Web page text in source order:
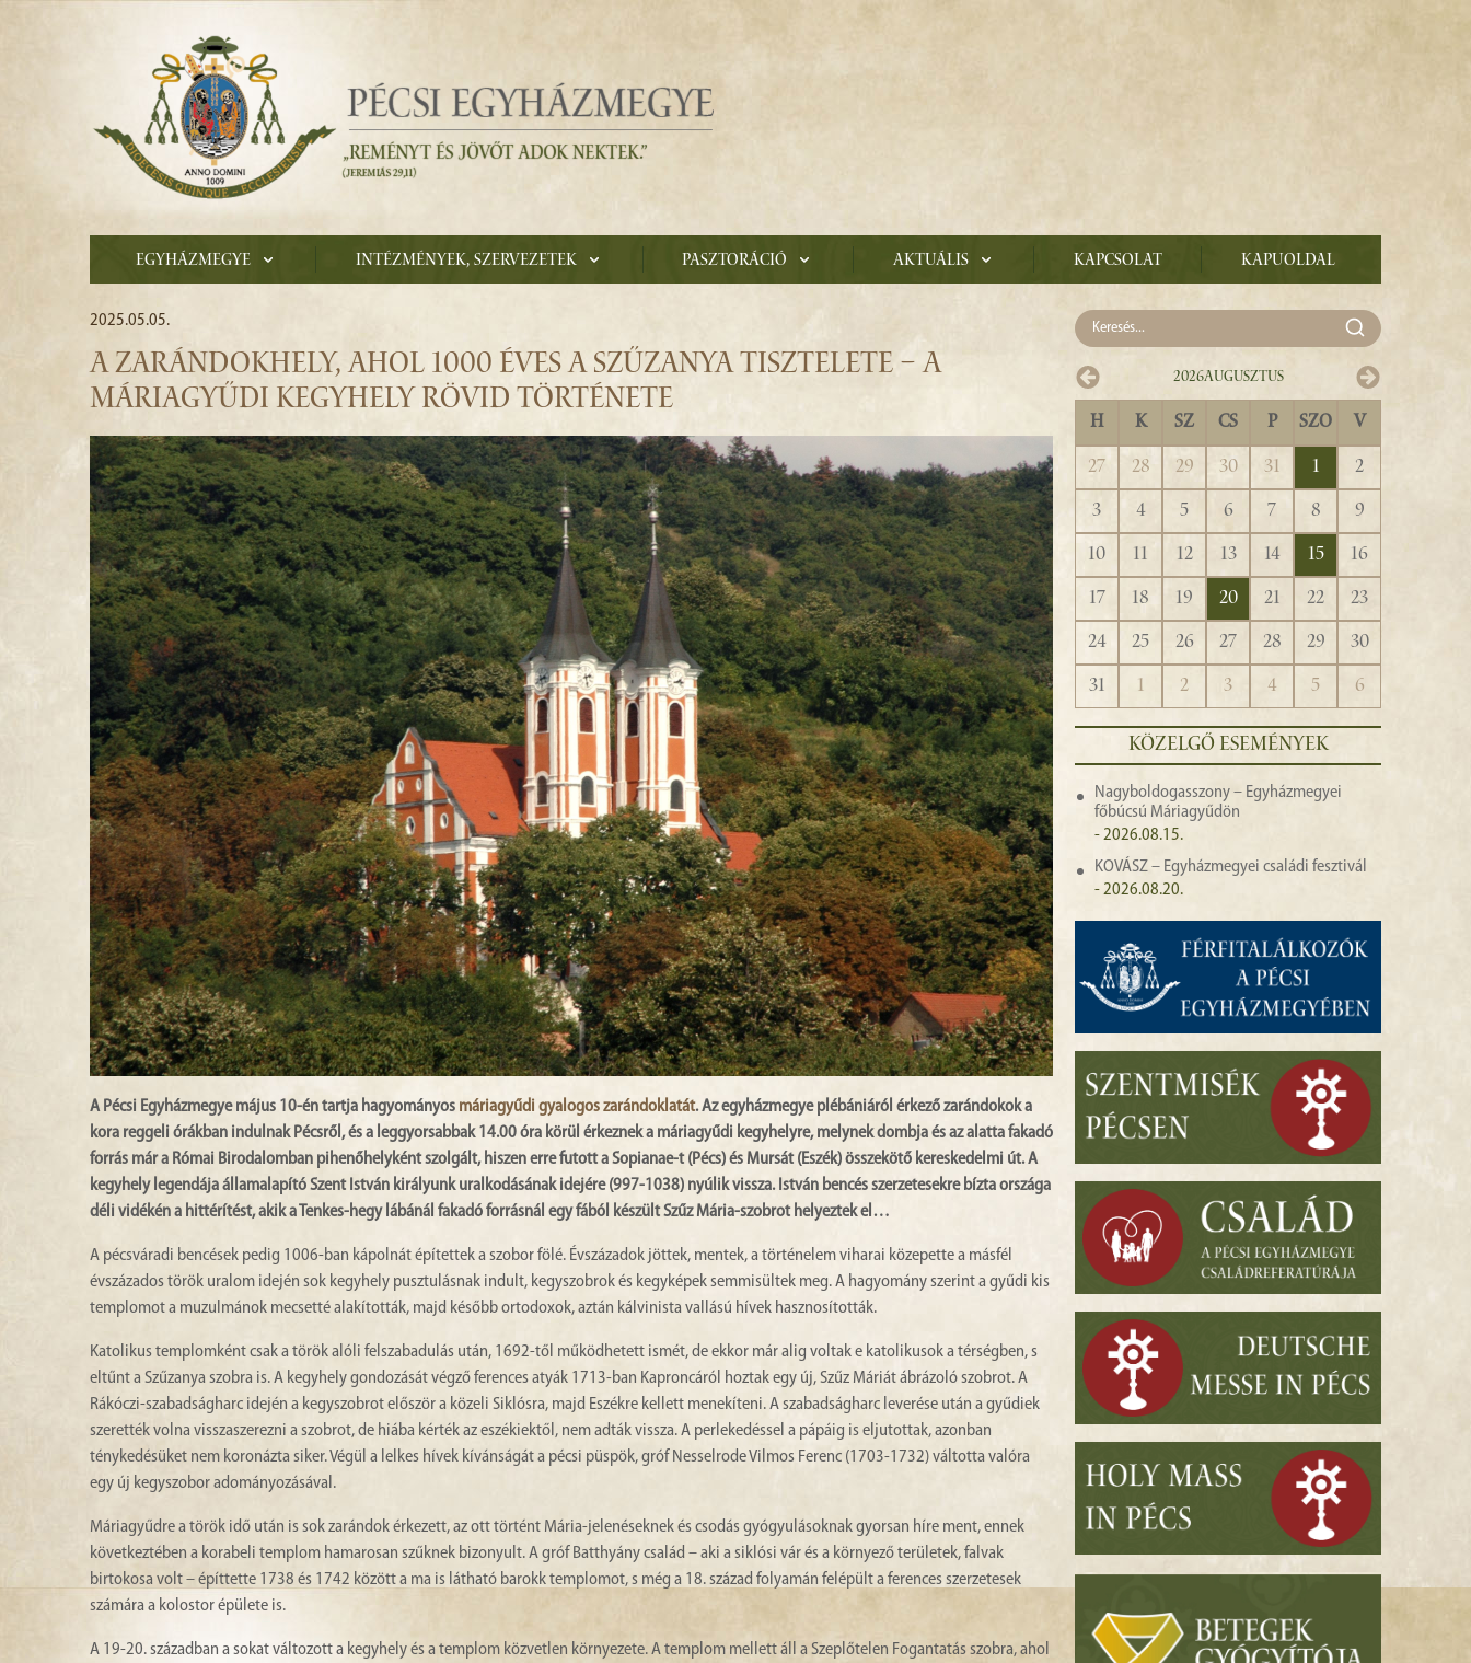
Egyházmegye Intézmények, szervezetek Pasztoráció Aktuális Kapcsolat Kapuoldal
2025.05.05.
A ZARÁNDOKHELY, AHOL 1000 ÉVES A SZŰZANYA TISZTELETE – A
MÁRIAGYŰDI KEGYHELY RÖVID TÖRTÉNETE
A Pécsi Egyházmegye május 10-én tartja hagyományos máriagyűdi gyalogos zarándoklatát. Az egyházmegye plébániáról érkező zarándokok a
kora reggeli órákban indulnak Pécsről, és a leggyorsabbak 14.00 óra körül érkeznek a máriagyűdi kegyhelyre, melynek dombja és az alatta fakadó
forrás már a Római Birodalomban pihenőhelyként szolgált, hiszen erre futott a Sopianae-t (Pécs) és Mursát (Eszék) összekötő kereskedelmi út. A
kegyhely legendája államalapító Szent István királyunk uralkodásának idejére (997-1038) nyúlik vissza. István bencés szerzetesekre bízta országa
déli vidékén a hittérítést, akik a Tenkes-hegy lábánál fakadó forrásnál egy fából készült Szűz Mária-szobrot helyeztek el…
A pécsváradi bencések pedig 1006-ban kápolnát építettek a szobor fölé. Évszázadok jöttek, mentek, a történelem viharai közepette a másfél
évszázados török uralom idején sok kegyhely pusztulásnak indult, kegyszobrok és kegyképek semmisültek meg. A hagyomány szerint a gyűdi kis
templomot a muzulmánok mecsetté alakították, majd később ortodoxok, aztán kálvinista vallású hívek hasznosították.
Katolikus templomként csak a török alóli felszabadulás után, 1692-től működhetett ismét, de ekkor már alig voltak e katolikusok a térségben, s
eltűnt a Szűzanya szobra is. A kegyhely gondozását végző ferences atyák 1713-ban Kaproncáról hoztak egy új, Szűz Máriát ábrázoló szobrot. A
Rákóczi-szabadságharc idején a kegyszobrot először a közeli Siklósra, majd Eszékre kellett menekíteni. A szabadságharc leverése után a gyűdiek
szerették volna visszaszerezni a szobrot, de hiába kérték az eszékiektől, nem adták vissza. A perlekedéssel a pápáig is eljutottak, azonban
ténykedésüket nem koronázta siker. Végül a lelkes hívek kívánságát a pécsi püspök, gróf Nesselrode Vilmos Ferenc (1703-1732) váltotta valóra
egy új kegyszobor adományozásával.
Máriagyűdre a török idő után is sok zarándok érkezett, az ott történt Mária-jelenéseknek és csodás gyógyulásoknak gyorsan híre ment, ennek
következtében a korabeli templom hamarosan szűknek bizonyult. A gróf Batthyány család – aki a siklósi vár és a környező területek, falvak
birtokosa volt – építtette 1738 és 1742 között a ma is látható barokk templomot, s még a 18. század folyamán felépült a ferences szerzetesek
számára a kolostor épülete is.
A 19-20. században a sokat változott a kegyhely és a templom közvetlen környezete. A templom mellett áll a Szeplőtelen Fogantatás szobra, ahol
2026Augusztus
H K SZ CS P SZO V
27 28 29 30 31 1
2
3
4 5 6 7 8
9
10
11 12 13 14 15
16
17
18 19 20 21 22
23
24
25 26 27 28 29
30
31
1 2 3 4 5 6
KÖZELGŐ ESEMÉNYEK
Nagyboldogasszony – Egyházmegyei
főbúcsú Máriagyűdön
- 2026.08.15.
KOVÁSZ – Egyházmegyei családi fesztivál
- 2026.08.20.